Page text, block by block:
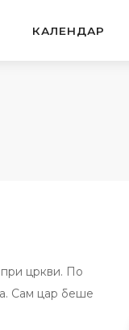
КАЛЕНДАР
цркви. По
Сам цар беше